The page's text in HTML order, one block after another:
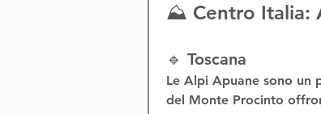
⛰️ Centro Italia:
🔹 Toscana
Le Alpi Apuane sono un
del Monte Procinto